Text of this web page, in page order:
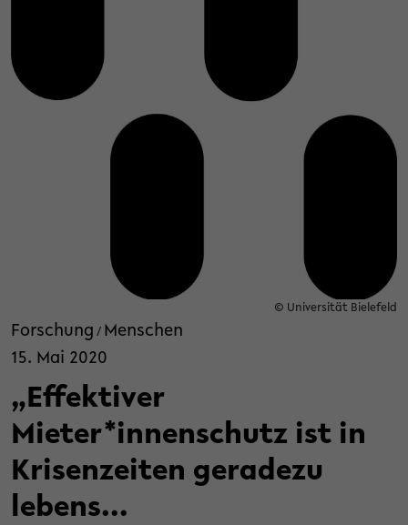
© Universität Bielefeld
Forschung / Menschen
15. Mai 2020
„Effektiver
Mieter*innenschutz ist in
Krisenzeiten geradezu
lebens...